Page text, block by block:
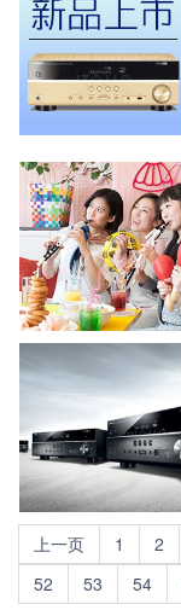
上一页 1 2
52
53 54